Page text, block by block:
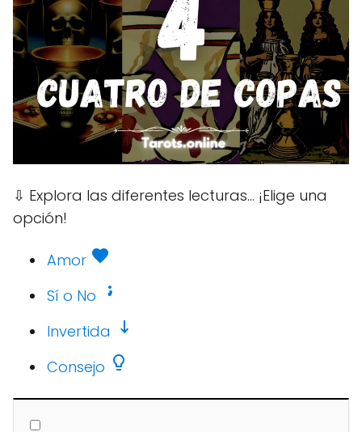
⇩ Explora las diferentes lecturas... ¡Elige una
opción!
Amor
Sí o No
Invertida
Consejo